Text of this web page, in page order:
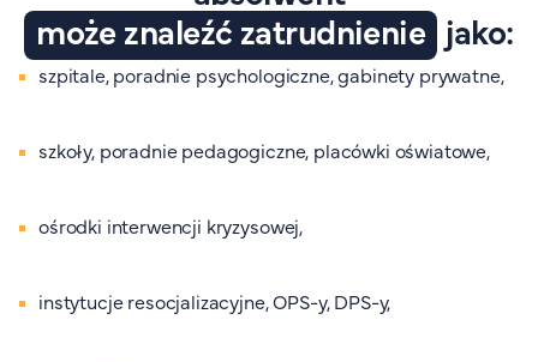
może znaleźć zatrudnienie jako:
szpitale, poradnie psychologiczne, gabinety prywatne,
szkoły, poradnie pedagogiczne, placówki oświatowe,
ośrodki interwencji kryzysowej,
instytucje resocjalizacyjne, OPS-y, DPS-y,